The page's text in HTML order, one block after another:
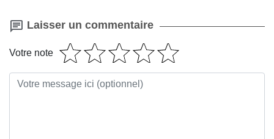
Laisser un commentaire
Votre note